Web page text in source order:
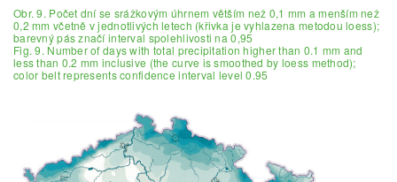
Obr. 9. Počet dní se srážkovým úhrnem větším než 0,1 mm a menším než
0,2 mm včetně v jednotlivých letech (křivka je vyhlazena metodou loess);
barevný pás značí interval spolehlivosti na 0,95
Fig. 9. Number of days with total precipitation higher than 0.1 mm and
less than 0.2 mm inclusive (the curve is smoothed by loess method);
color belt represents confidence interval level 0.95